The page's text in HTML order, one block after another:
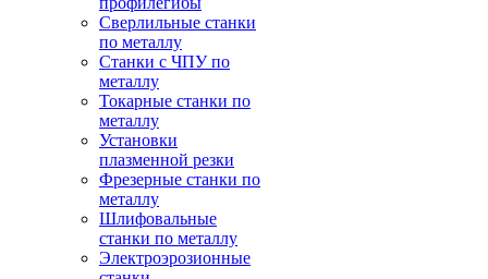
Сверлильные станки
по металлу
Станки с ЧПУ по
металлу
Токарные станки по
металлу
Установки
плазменной резки
Фрезерные станки по
металлу
Шлифовальные
станки по металлу
Электроэрозионные